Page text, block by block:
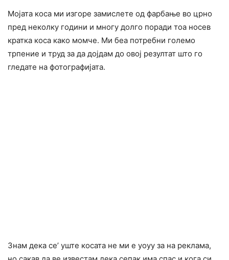
Мојата коса ми изгоре замислете од фарбање во црно
пред неколку години и многу долго поради тоа носев
кратка коса како момче. Ми беа потребни големо
трпение и труд за да дојдам до овој резултат што го
гледате на фотографијата.
Знам дека се’ уште косата не ми е уоуу за на реклама,